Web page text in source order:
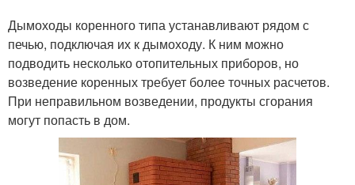
Дымоходы коренного типа устанавливают рядом с
печью, подключая их к дымоходу. К ним можно
подводить несколько отопительных приборов, но
возведение коренных требует более точных расчетов.
При неправильном возведении, продукты сгорания
могут попасть в дом.